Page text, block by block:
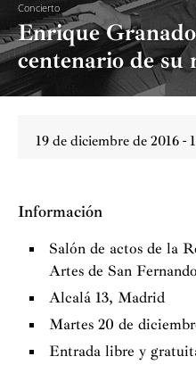
Concierto
Enrique
centenario de su
19 de diciembre de 2016 -
Información
Salón de actos de la
Artes de San Fernando
Alcalá 13, Madrid
Martes 20 de
Entrada libre y